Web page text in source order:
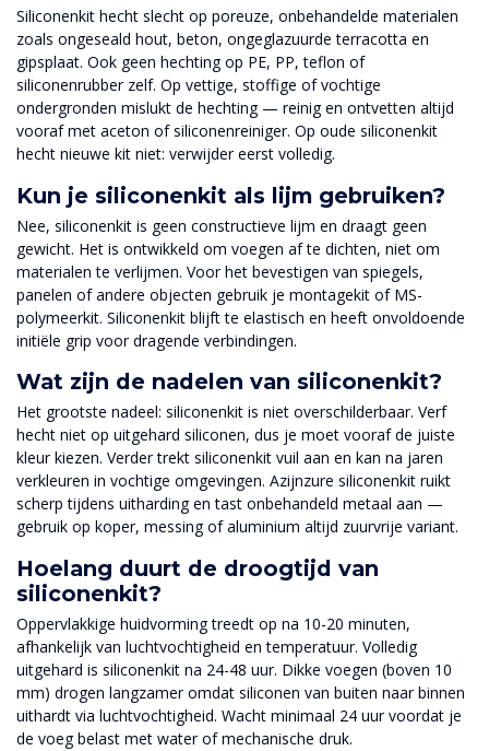
Siliconenkit hecht slecht op poreuze, onbehandelde materialen
zoals ongeseald hout, beton, ongeglazuurde terracotta en
gipsplaat. Ook geen hechting op PE, PP, teflon of
siliconenrubber zelf. Op vettige, stoffige of vochtige
ondergronden mislukt de hechting — reinig en ontvetten altijd
vooraf met aceton of siliconenreiniger. Op oude siliconenkit
hecht nieuwe kit niet: verwijder eerst volledig.
Kun je siliconenkit als lijm gebruiken?
Nee, siliconenkit is geen constructieve lijm en draagt geen
gewicht. Het is ontwikkeld om voegen af te dichten, niet om
materialen te verlijmen. Voor het bevestigen van spiegels,
panelen of andere objecten gebruik je montagekit of MS-
polymeerkit. Siliconenkit blijft te elastisch en heeft onvoldoende
initiële grip voor dragende verbindingen.
Wat zijn de nadelen van siliconenkit?
Het grootste nadeel: siliconenkit is niet overschilderbaar. Verf
hecht niet op uitgehard siliconen, dus je moet vooraf de juiste
kleur kiezen. Verder trekt siliconenkit vuil aan en kan na jaren
verkleuren in vochtige omgevingen. Azijnzure siliconenkit ruikt
scherp tijdens uitharding en tast onbehandeld metaal aan —
gebruik op koper, messing of aluminium altijd zuurvrije variant.
Hoelang duurt de droogtijd van
siliconenkit?
Oppervlakkige huidvorming treedt op na 10-20 minuten,
afhankelijk van luchtvochtigheid en temperatuur. Volledig
uitgehard is siliconenkit na 24-48 uur. Dikke voegen (boven 10
mm) drogen langzamer omdat siliconen van buiten naar binnen
uithardt via luchtvochtigheid. Wacht minimaal 24 uur voordat je
de voeg belast met water of mechanische druk.